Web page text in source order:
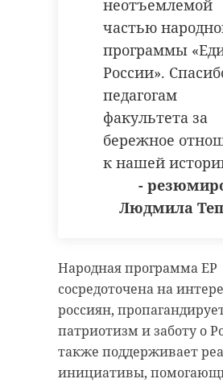
неотъемлемой
частью
программы
России».
педагогам
факультета за
бережное
к нашей
-
Людмила
Народная программа ЕР
сосредоточена на
россиян,
патриотизм и заботу о
также поддерживает
инициативы,